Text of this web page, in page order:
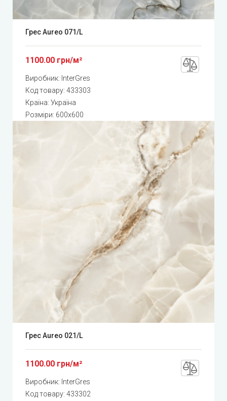
Грес Aureo 071/L
1100.00 грн/м²
Виробник: InterGres
Код товару: 433303
Країна: Україна
Розміри: 600x600
Грес Aureo 021/L
1100.00 грн/м²
Виробник: InterGres
Код товару: 433302